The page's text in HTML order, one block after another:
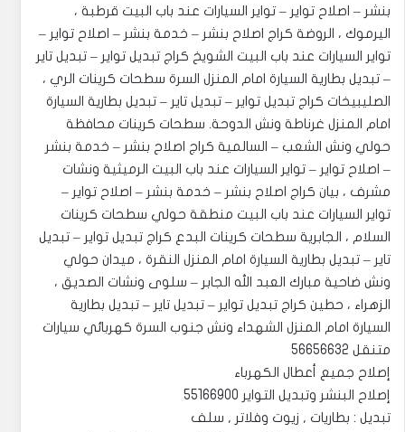
بنشر – اصلاح تواير – تواير السيارات عند باب البيت قرطبة ،
اليرموك ، الروضة كراج اصلاح بنشر – خدمة بنشر – اصلاح تواير –
تواير السيارات عند باب البيت الشويخ كراج تبديل تواير – تبديل تاير
– تبديل بطارية السيارة امام المنزل السرة سطحات كرينات الري ،
الصليبيخات كراج تبديل تواير – تبديل تاير – تبديل بطارية السيارة
امام المنزل غرناطة ونش الدوحة. ‎سطحات كرينات محافظة
حولي ونش الشعب – السالمية كراج اصلاح بنشر – خدمة بنشر
– اصلاح تواير – تواير السيارات عند باب البيت الرميثية ونشات
مشرف ، بيان كراج اصلاح بنشر – خدمة بنشر – اصلاح تواير –
تواير السيارات عند باب البيت منطقة حولي سطحات كرينات
السلام ، الجابرية سطحات كرينات البدع كراج تبديل تواير – تبديل
تاير – تبديل بطارية السيارة امام المنزل النقرة ، ميدان حولي
ونش ضاحية مبارك العبد الله الجابر – سلوى ونشات الصديق ،
الزهراء ، حطين كراج تبديل تواير – تبديل تاير – تبديل بطارية
السيارة امام المنزل الشهداء ونش جنوب السرة كهربائي سيارات
متنقل 56656632
إصلاح جميع أعطال الكهرباء
إصلاح البنشر وتبديل التواير 55166900
تبديل : بطاريات , زيوت وفلاتر , سلف